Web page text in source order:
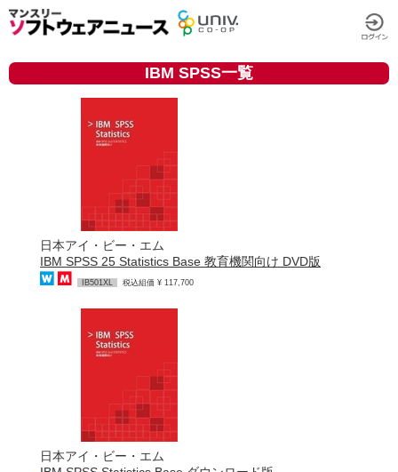
IBM SPSS一覧
日本アイ・ビー・エム
IBM SPSS 25 Statistics Base 教育機関向け DVD版
IB501XL 税込組価 ¥ 117,700
日本アイ・ビー・エム